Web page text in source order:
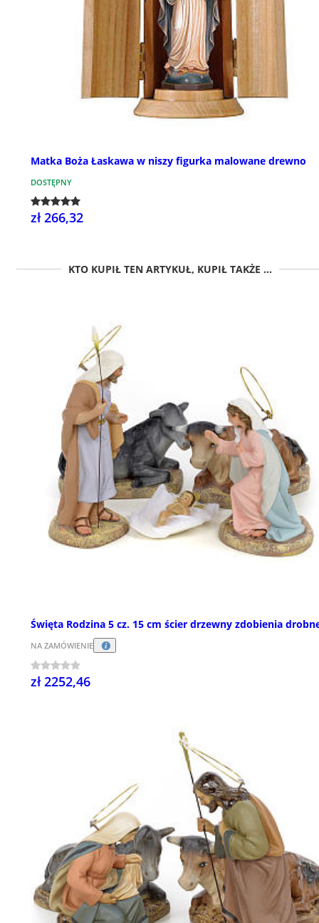
Matka Boża Łaskawa w niszy figurka malowane drewno
DOSTĘPNY
zł 266,32
KTO KUPIŁ TEN ARTYKUŁ, KUPIŁ TAKŻE ...
Święta Rodzina 5 cz. 15 cm ścier drzewny zdobienia
NA ZAMÓWIENIE
zł 2252,46